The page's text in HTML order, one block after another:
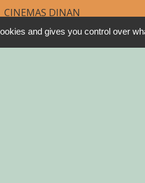
CINEMAS DINAN
COTES D'ARMOR
and gives you control over